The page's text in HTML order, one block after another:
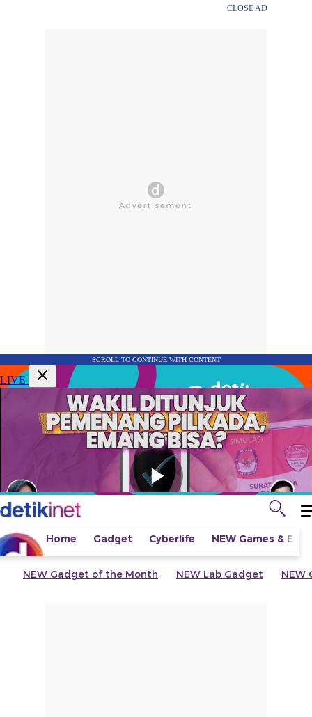
CLOSE AD
SCROLL TO CONTINUE WITH CONTENT
LIVE
Home Gadget Cyberlife NEW Games &
NEW Gadget of the Month NEW Lab Gadget NEW